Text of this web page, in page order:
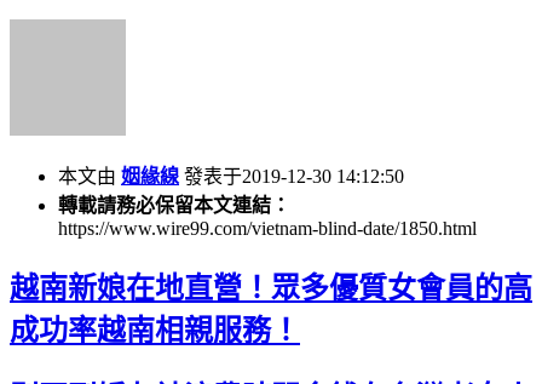
本文由 姻緣線 發表于2019-12-30 14:12:50
轉載請務必保留本文連結：
https://www.wire99.com/vietnam-blind-date/1850.html
越南新娘在地直營！眾多優質女會員的高
成功率越南相親服務！